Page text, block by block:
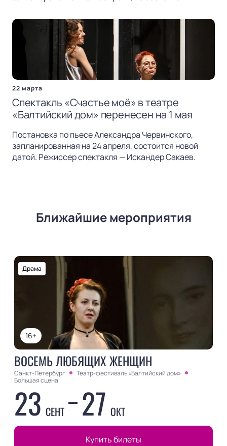
22 марта
Спектакль «Счастье моё» в театре
«Балтийский дом» перенесен на 1 мая
Постановка по пьесе Александра Червинского,
запланированная на 24 апреля, состоится новой
датой. Режиссер спектакля — Искандер Сакаев.
Ближайшие мероприятия
16+
Драма
ВОСЕМЬ ЛЮБЯЩИХ ЖЕНЩИН
Санкт-Петербург
Театр-фестиваль «Балтийский дом»
Большая сцена
23 СЕНТ 27 ОКТ
Купить билеты